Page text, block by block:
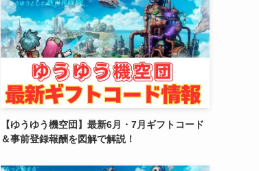
(6)
(3)
(2)
(4)
(5)
(4)
【ゆうゆう機空団】最新6月・7月ギフトコード
＆事前登録報酬を図解で解説！